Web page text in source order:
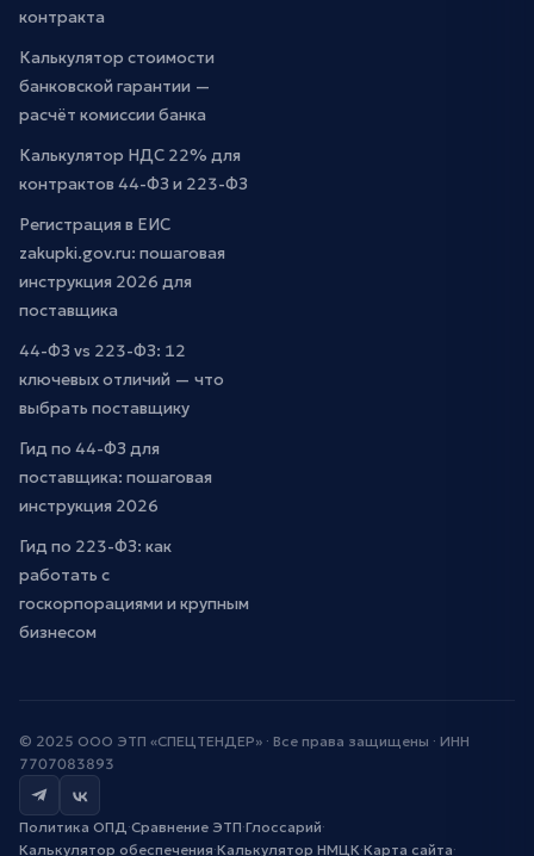
контракта
Калькулятор стоимости
банковской гарантии —
расчёт комиссии банка
Калькулятор НДС 22% для
контрактов 44-ФЗ и 223-ФЗ
Регистрация в ЕИС
zakupki.gov.ru: пошаговая
инструкция 2026 для
поставщика
44-ФЗ vs 223-ФЗ: 12
ключевых отличий — что
выбрать поставщику
Гид по 44-ФЗ для
поставщика: пошаговая
инструкция 2026
Гид по 223-ФЗ: как
работать с
госкорпорациями и крупным
бизнесом
© 2025 ООО ЭТП «СПЕЦТЕНДЕР» · Все права защищены · ИНН
7707083893
Политика ОПД ·Сравнение ЭТП·Глоссарий·
Калькулятор обеспечения·Калькулятор НМЦК·Карта сайта·